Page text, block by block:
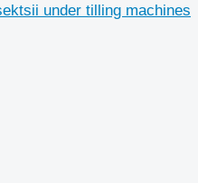
under tilling machines